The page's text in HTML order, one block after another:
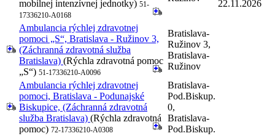
mobilnej intenzívnej jednotky) 51-
17336210-A0168
22.11.2026
Ambulancia rýchlej zdravotnej
pomoci „S“, Bratislava - Ružinov 3,
(Záchranná zdravotná služba
Bratislava) (Rýchla zdravotná pomoc
„S“) 51-17336210-A0096
Bratislava-
Ružinov 3,
Bratislava-
Ružinov
Ambulancia rýchlej zdravotnej
pomoci, Bratislava - Podunajské
Biskupice, (Záchranná zdravotná
služba Bratislava) (Rýchla zdravotná
pomoc) 72-17336210-A0308
Bratislava-
Pod.Biskup.
0,
Bratislava-
Pod.Biskup.